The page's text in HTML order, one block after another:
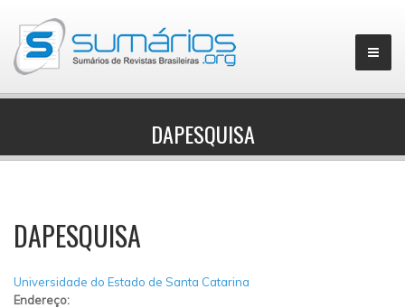
▼
DAPESQUISA
DAPESQUISA
Universidade do Estado de Santa Catarina
Endereço: